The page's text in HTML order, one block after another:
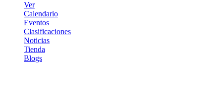
Ver
Calendario
Eventos
Clasificaciones
Noticias
Tienda
Blogs